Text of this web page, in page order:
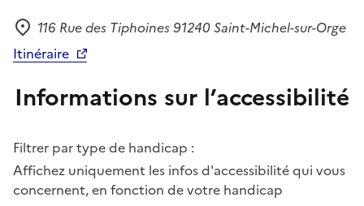
Adresse
116 Rue des Tiphoines 91240 Saint-Michel-sur-Orge
Itinéraire
Informations sur l’accessibilité
Filtrer par type de handicap :
Affichez uniquement les infos d'accessibilité qui vous
concernent, en fonction de votre handicap